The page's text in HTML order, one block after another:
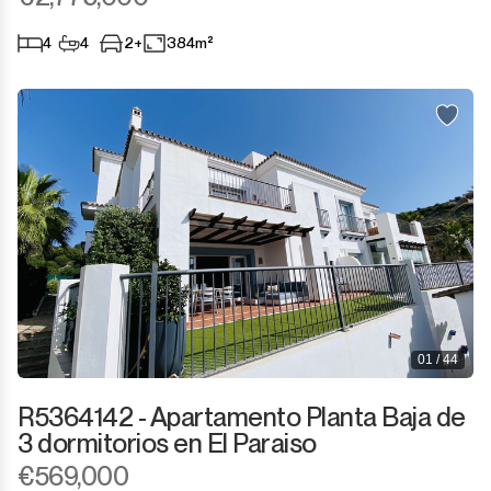
San Pedro de Alcántara
San Roque
San Roque Club
Selwo
Sotogrande
Sotogrande Costa
4 4 2+ 384m²
01 / 44
R5364142 - Apartamento Planta Baja de
3 dormitorios en El Paraiso
€569,000